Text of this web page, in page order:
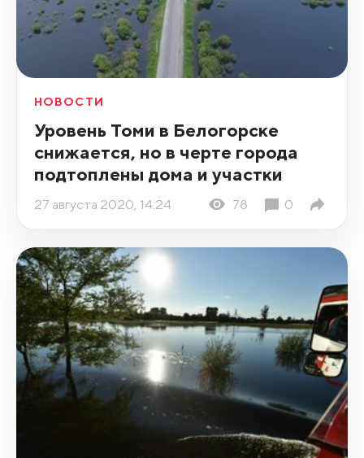
НОВОСТИ
Уровень Томи в Белогорске
снижается, но в черте города
подтоплены дома и участки
27 августа 2020, 14:24 78 0